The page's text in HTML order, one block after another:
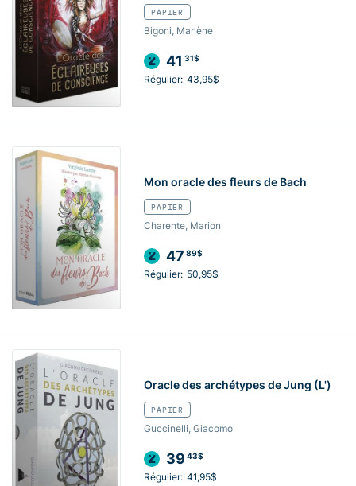
PAPIER
Bigoni, Marlène
41 31$
Régulier: 43,95$
Mon oracle des fleurs de Bach
PAPIER
Charente, Marion
47 89$
Régulier: 50,95$
Oracle des archétypes de Jung (L')
PAPIER
Guccinelli, Giacomo
39 43$
Régulier: 41,95$